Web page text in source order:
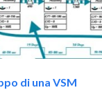
di una VSM